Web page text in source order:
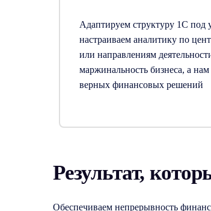
Адаптируем структуру 1С
настраиваем аналитику по
или направлениям
маржинальность бизнеса, а
верных финансовых решений
Результат,
Обеспечиваем непрерывность